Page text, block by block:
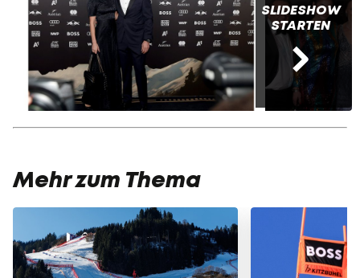
SLIDESHOW
STARTEN
Mehr zum Thema